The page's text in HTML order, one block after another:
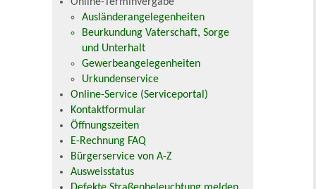
Ausländerangelegenheiten
Beurkundung Vaterschaft, Sorge
und Unterhalt
Gewerbeangelegenheiten
Urkundenservice
Online-Service (Serviceportal)
Kontaktformular
Öffnungszeiten
E-Rechnung FAQ
Bürgerservice von A-Z
Ausweisstatus